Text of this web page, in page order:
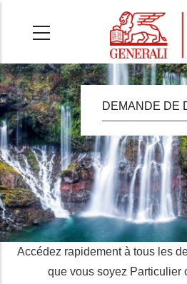
principal
DEMANDE DE
Accédez rapidement à tous les
que vous soyez Particulier